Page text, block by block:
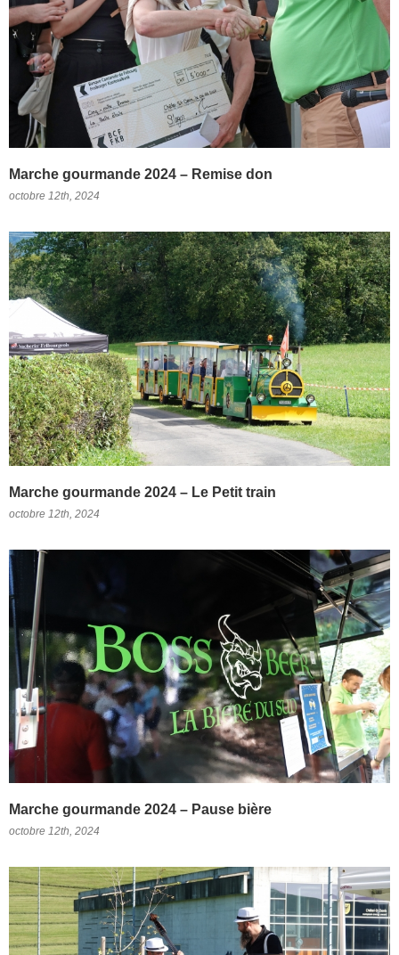
Marche gourmande 2024 – Remise don
octobre 12th, 2024
Marche gourmande 2024 – Le Petit train
octobre 12th, 2024
Marche gourmande 2024 – Pause bière
octobre 12th, 2024